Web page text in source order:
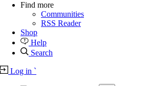
Find more
Communities
RSS Reader
Shop
Help
Search
Log in `